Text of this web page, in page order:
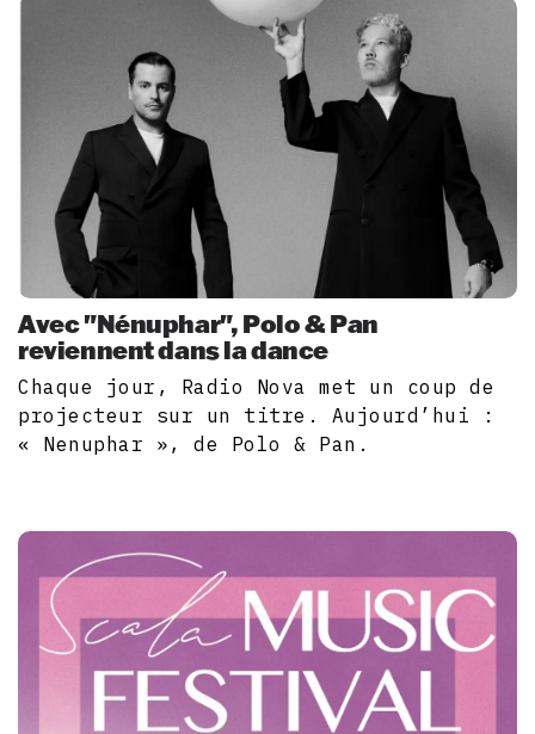
Avec "Nénuphar", Polo & Pan
reviennent dans la dance
Chaque jour, Radio Nova met un coup de
projecteur sur un titre. Aujourd’hui :
« Nenuphar », de Polo & Pan.